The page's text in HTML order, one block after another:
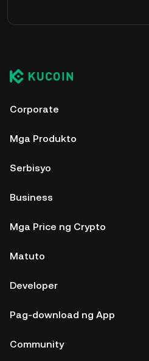
Corporate
Mga Produkto
Serbisyo
Business
Mga Price ng Crypto
Matuto
Developer
Pag-download ng App
Community